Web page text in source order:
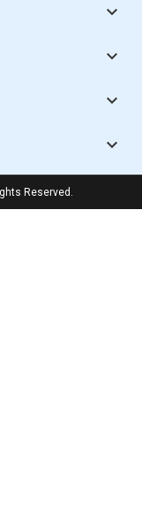




Reserved.